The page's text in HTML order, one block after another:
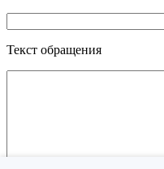
Текст обращения